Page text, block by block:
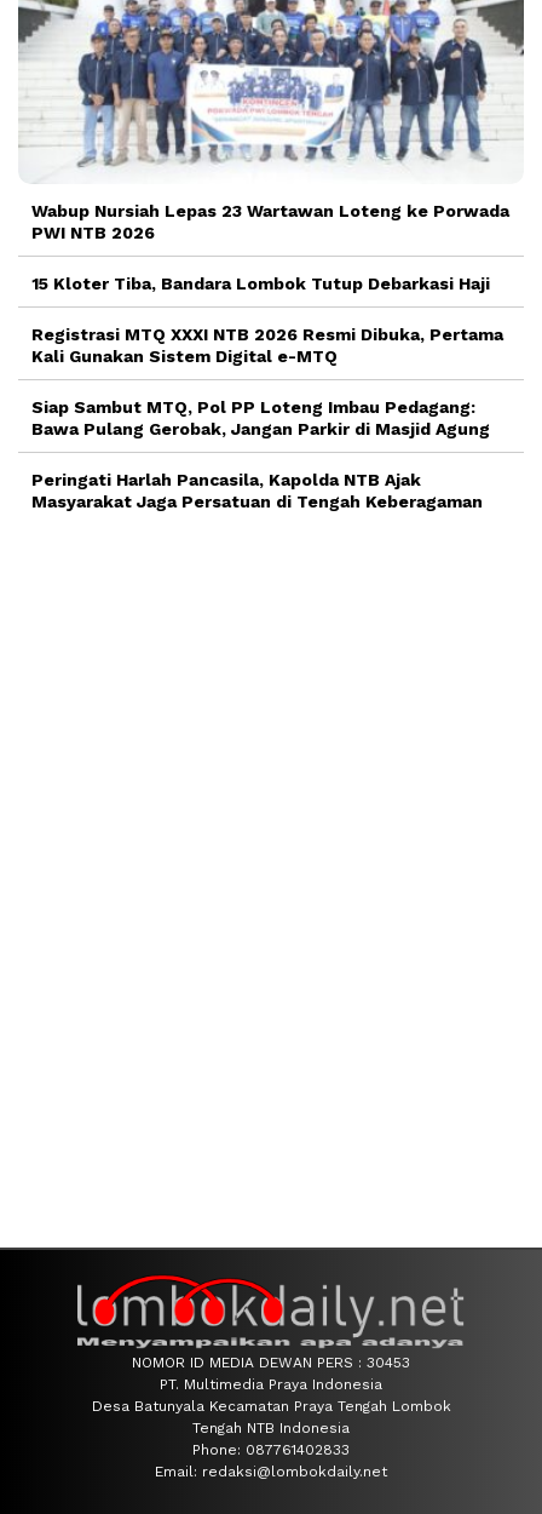
Wabup Nursiah Lepas 23 Wartawan Loteng ke Porwada
PWI NTB 2026
15 Kloter Tiba, Bandara Lombok Tutup Debarkasi Haji
Registrasi MTQ XXXI NTB 2026 Resmi Dibuka, Pertama
Kali Gunakan Sistem Digital e-MTQ
Siap Sambut MTQ, Pol PP Loteng Imbau Pedagang:
Bawa Pulang Gerobak, Jangan Parkir di Masjid Agung
Peringati Harlah Pancasila, Kapolda NTB Ajak
Masyarakat Jaga Persatuan di Tengah Keberagaman
NOMOR ID MEDIA DEWAN PERS : 30453
PT. Multimedia Praya Indonesia
Desa Batunyala Kecamatan Praya Tengah Lombok
Tengah NTB Indonesia
Phone: 087761402833
Email: redaksi@lombokdaily.net